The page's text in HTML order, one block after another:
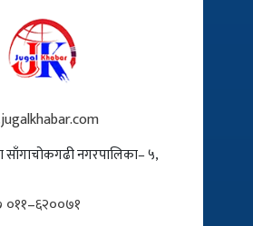
साँगाचोकगढी नगरपालिका– ५,